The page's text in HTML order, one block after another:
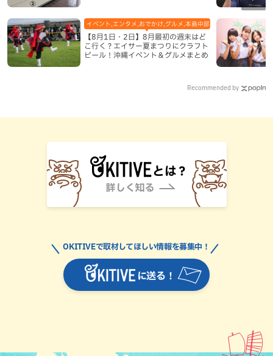
【8月1日・2日】8月最初の週末はど
こ行く？エイサー夏まつりにクラフト
ビール！沖縄イベント＆グルメまとめ
イベント,エンタメ,おでかけ,グルメ,本島中部,本島北部,本島南部
Recommended by
に送る！
OKITIVEで取材してほしい情報を募集中！